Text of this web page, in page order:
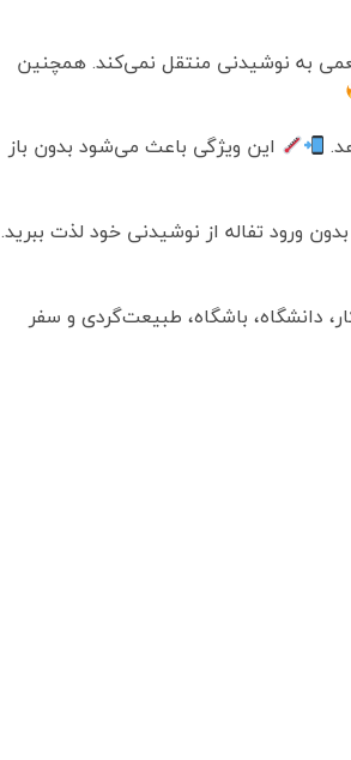
هیچ‌گونه بو یا طعمی به نوشیدنی منتقل نمی‌کند. همچنین
این ویژگی باعث می‌شود بدون باز
ورود تفاله از نوشیدنی خود لذت ببرید.
دانشگاه، باشگاه، طبیعت‌گردی و سفر